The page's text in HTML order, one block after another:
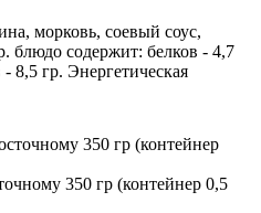
морковь, соевый соус,
блюдо содержит: белков - 4,7
8,5 гр. Энергетическая
350 гр (контейнер 0,5